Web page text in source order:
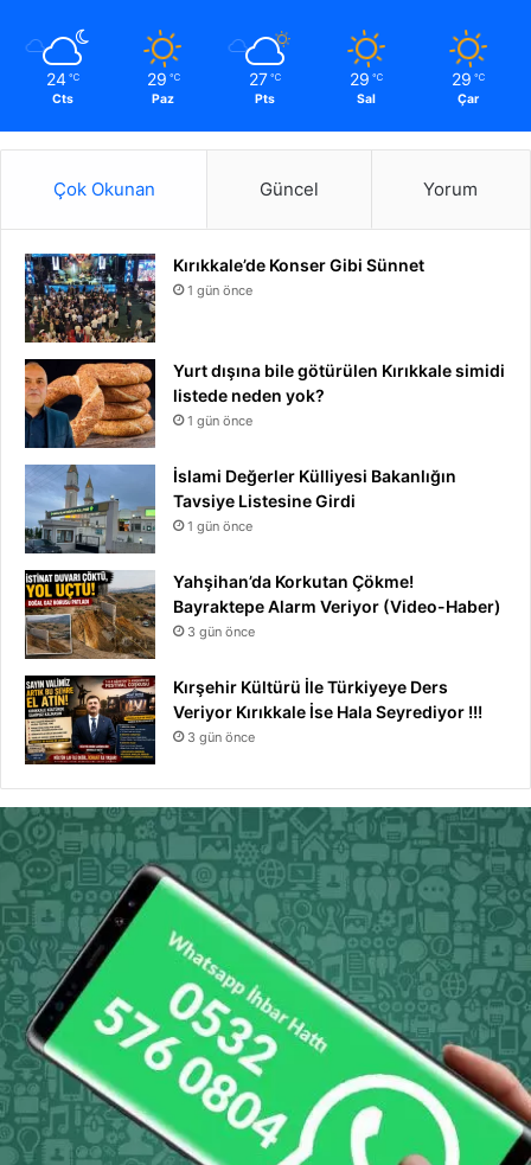
24 ℃
Cts
29 ℃
Paz
27 ℃
Pts
29 ℃
Sal
29 ℃
Çar
Çok Okunan Güncel Yorum
Kırıkkale’de Konser Gibi Sünnet
1 gün önce
Yurt dışına bile götürülen Kırıkkale simidi
listede neden yok?
1 gün önce
İslami Değerler Külliyesi Bakanlığın
Tavsiye Listesine Girdi
1 gün önce
Yahşihan’da Korkutan Çökme!
Bayraktepe Alarm Veriyor (Video-Haber)
3 gün önce
Kırşehir Kültürü İle Türkiyeye Ders
Veriyor Kırıkkale İse Hala Seyrediyor !!!
3 gün önce